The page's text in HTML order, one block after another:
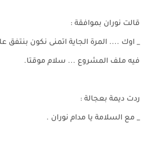
قالت نوران بموافقة :
_ اوك .... المرة الجاية اتمنى نكون بنتفق
فيه ملف المشروع ... سلام موقتا.
ردت ديمة بعجالة :
_ مع السلامة يا مدام نوران .